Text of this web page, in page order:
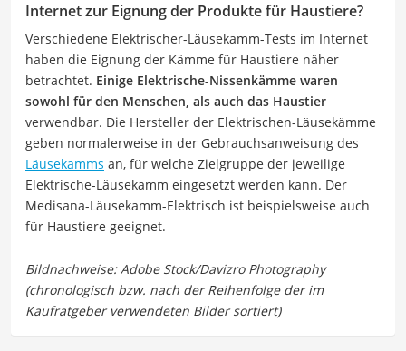
Internet zur Eignung der Produkte für Haustiere?
Verschiedene Elektrischer-Läusekamm-Tests im Internet
haben die Eignung der Kämme für Haustiere näher
betrachtet. Einige Elektrische-Nissenkämme waren
sowohl für den Menschen, als auch das Haustier
verwendbar. Die Hersteller der Elektrischen-Läusekämme
geben normalerweise in der Gebrauchsanweisung des
Läusekamms an, für welche Zielgruppe der jeweilige
Elektrische-Läusekamm eingesetzt werden kann. Der
Medisana-Läusekamm-Elektrisch ist beispielsweise auch
für Haustiere geeignet.